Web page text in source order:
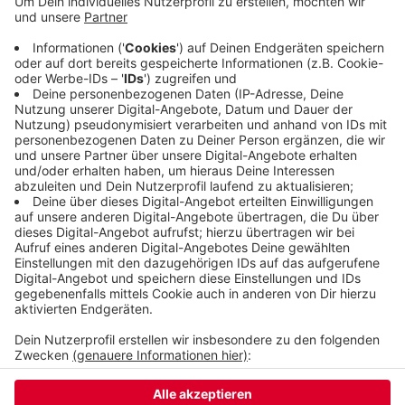
Stadt Bäume. Der "Pocket-Park" soll so zu einem
lebendigen Treffpunkt für das Quartier werden.
Heute (24.07.25) um 17 Uhr gibt es für die
Anwohnerinnen und Anwohner eine
Infoveranstaltung im Park.
Veröffentlicht:Donnerstag, 24.07.2025 11:36
Anzeige
Anzeige